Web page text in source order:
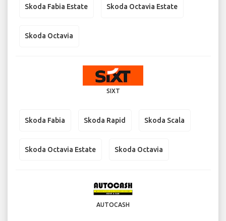
Skoda Fabia Estate Skoda Octavia Estate
Skoda Octavia
SIXT
Skoda Fabia Skoda Rapid Skoda Scala
Skoda Octavia Estate Skoda Octavia
AUTOCASH